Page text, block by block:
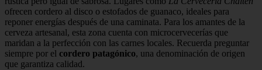
ofrecen cordero al disco o estofados de guanaco, ideales para
reponer energías después de una caminata. Para los amantes de la
cerveza artesanal, esta zona cuenta con microcervecerías que
maridan a la perfección con las carnes locales. Recuerda preguntar
siempre por el cordero patagónico, una denominación de origen
que garantiza calidad.